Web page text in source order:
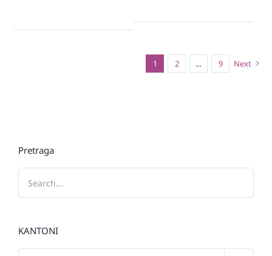
1 2 … 9 Next
Pretraga
KANTONI